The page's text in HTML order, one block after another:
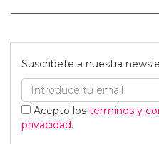
Suscribete a nuestra
Acepto los terminos y
privacidad.